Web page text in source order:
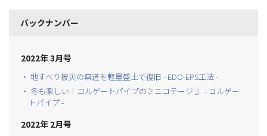
バックナンバー
2022年 3月号
・ 地すべり被災の県道を軽量盛土で復旧 - EDO-EPS工法 -
・ 冬も楽しい！コルゲートパイプのミニコテージ 』 - コルゲー
トパイプ -
2022年 2月号